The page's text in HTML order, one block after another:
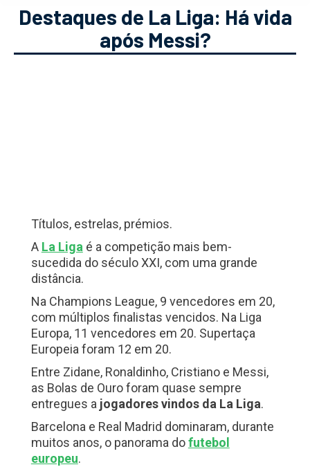
Destaques de La Liga: Há vida
após Messi?
Títulos, estrelas, prémios.
A La Liga é a competição mais bem-
sucedida do século XXI, com uma grande
distância.
Na Champions League, 9 vencedores em 20,
com múltiplos finalistas vencidos. Na Liga
Europa, 11 vencedores em 20. Supertaça
Europeia foram 12 em 20.
Entre Zidane, Ronaldinho, Cristiano e Messi,
as Bolas de Ouro foram quase sempre
entregues a jogadores vindos da La Liga.
Barcelona e Real Madrid dominaram, durante
muitos anos, o panorama dofutebol
europeu.